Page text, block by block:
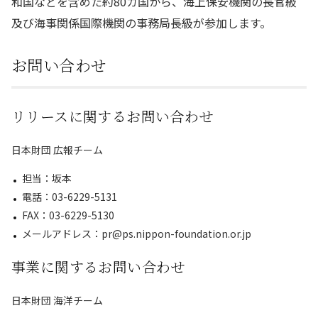
及び海事関係国際機関の事務局長級が参加します。
お問い合わせ
リリースに関するお問い合わせ
日本財団 広報チーム
担当：坂本
電話：03-6229-5131
FAX：03-6229-5130
メールアドレス：pr@ps.nippon-foundation.or.jp
事業に関するお問い合わせ
日本財団 海洋チーム